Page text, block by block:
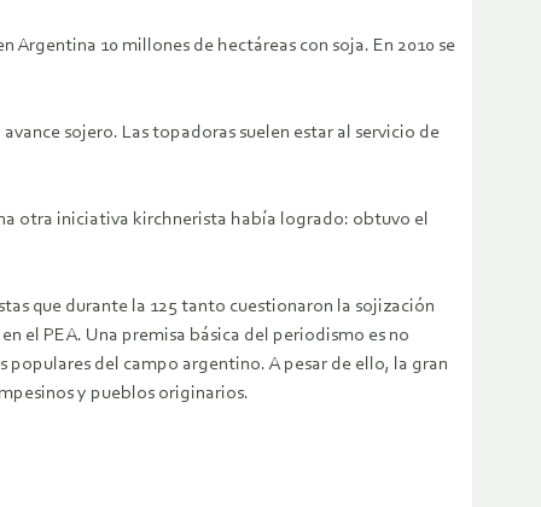
10 millones de hectáreas con soja. En 2010 se
sojero. Las topadoras suelen estar al servicio de
otra iniciativa kirchnerista había logrado: obtuvo el
que durante la 125 tanto cuestionaron la sojización
el PEA. Una premisa básica del periodismo es no
del campo argentino. A pesar de ello, la gran
y pueblos originarios.